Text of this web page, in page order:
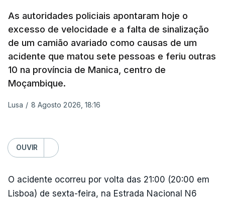
autorização formal de Israel para a entrada em
Gaza da Força Internacional de Estabilização, um
contingente multinacional proposto no âmbito do
Conselho da Paz promovido por Trump.
Meios de comunicação social israelitas
informaram, após a reunião do Gabinete de
a retoma dos ataques aéreos em Gaza,
interrompidos desde segunda-feira.
"O Hamas aceitou o plano de 15 pontos, mas não
renunciou ao seu objetivo de destruir Israel",
As autoridades policiais apontaram hoje o
excesso de velocidade e a falta de sinalização
de um camião avariado como causas de um
acidente que matou sete pessoas e feriu outras
10 na província de Manica, centro de
Moçambique.
Lusa / 8 Agosto 2026, 18:16
OUVIR
O acidente ocorreu por volta das 21:00 (20:00 em
Lisboa) de sexta-feira, na Estrada Nacional N6